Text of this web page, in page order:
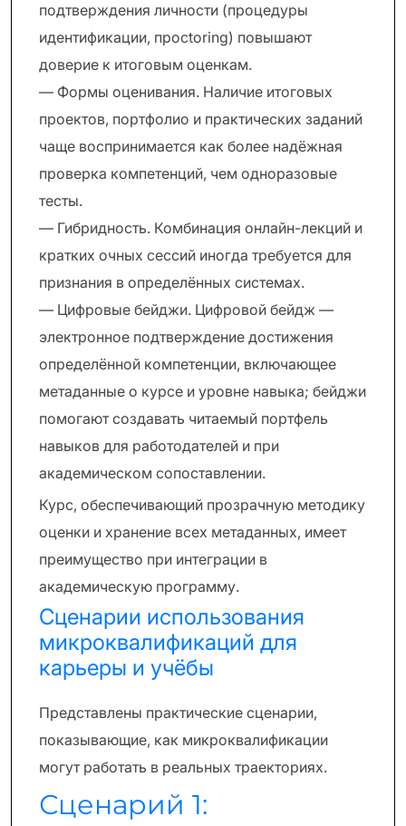
подтверждения личности (процедуры
идентификации, проctoring) повышают
доверие к итоговым оценкам.
— Формы оценивания. Наличие итоговых
проектов, портфолио и практических заданий
чаще воспринимается как более надёжная
проверка компетенций, чем одноразовые
тесты.
— Гибридность. Комбинация онлайн-лекций и
кратких очных сессий иногда требуется для
признания в определённых системах.
— Цифровые бейджи. Цифровой бейдж —
электронное подтверждение достижения
определённой компетенции, включающее
метаданные о курсе и уровне навыка; бейджи
помогают создавать читаемый портфель
навыков для работодателей и при
академическом сопоставлении.
Курс, обеспечивающий прозрачную методику
оценки и хранение всех метаданных, имеет
преимущество при интеграции в
академическую программу.
Сценарии использования
микроквалификаций для
карьеры и учёбы
Представлены практические сценарии,
показывающие, как микроквалификации
могут работать в реальных траекториях.
Сценарий 1: